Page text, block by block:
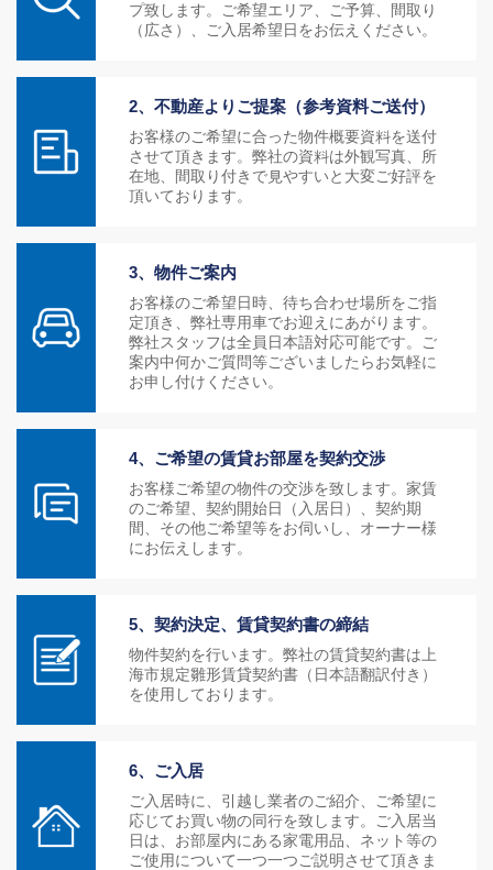
プ致します。ご希望エリア、ご予算、間取り
（広さ）、ご入居希望日をお伝えください。
2、不動産よりご提案（参考資料ご送付）
お客様のご希望に合った物件概要資料を送付
させて頂きます。弊社の資料は外観写真、所
在地、間取り付きで見やすいと大変ご好評を
頂いております。
3、物件ご案内
お客様のご希望日時、待ち合わせ場所をご指
定頂き、弊社専用車でお迎えにあがります。
弊社スタッフは全員日本語対応可能です。ご
案内中何かご質問等ございましたらお気軽に
お申し付けください。
4、ご希望の賃貸お部屋を契約交渉
お客様ご希望の物件の交渉を致します。家賃
のご希望、契約開始日（入居日）、契約期
間、その他ご希望等をお伺いし、オーナー様
にお伝えします。
5、契約決定、賃貸契約書の締結
物件契約を行います。弊社の賃貸契約書は上
海市規定雛形賃貸契約書（日本語翻訳付き）
を使用しております。
6、ご入居
ご入居時に、引越し業者のご紹介、ご希望に
応じてお買い物の同行を致します。ご入居当
日は、お部屋内にある家電用品、ネット等の
ご使用について一つ一つご説明させて頂きま